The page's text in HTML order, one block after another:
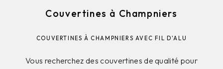
Couvertines à Champniers
COUVERTINES À CHAMPNIERS AVEC FIL D'ALU
Vous recherchez des couvertines de qualité pour